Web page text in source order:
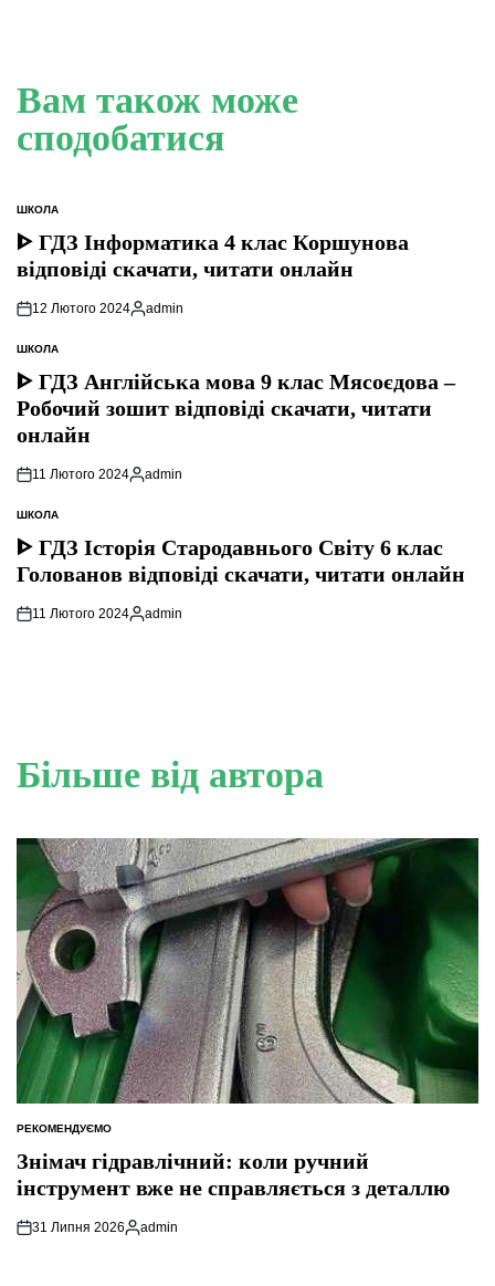
Вам також може
сподобатися
ОПУБЛІКУВАТИ
У
ШКОЛА
ᐈ ГДЗ Інформатика 4 клас Коршунова
відповіді скачати, читати онлайн
12 Лютого 2024
Опубліковано
admin
ОПУБЛІКУВАТИ
У
ШКОЛА
ᐈ ГДЗ Англійська мова 9 клас Мясоєдова –
Робочий зошит відповіді скачати, читати
онлайн
11 Лютого 2024
Опубліковано
admin
ОПУБЛІКУВАТИ
У
ШКОЛА
ᐈ ГДЗ Історія Стародавнього Свiту 6 клас
Голованов відповіді скачати, читати онлайн
11 Лютого 2024
Опубліковано
admin
Більше від автора
ОПУБЛІКУВАТИ
РЕКОМЕНДУЄМО
Знімач гідравлічний: коли ручний
інструмент вже не справляється з деталлю
31 Липня 2026
Опубліковано
admin